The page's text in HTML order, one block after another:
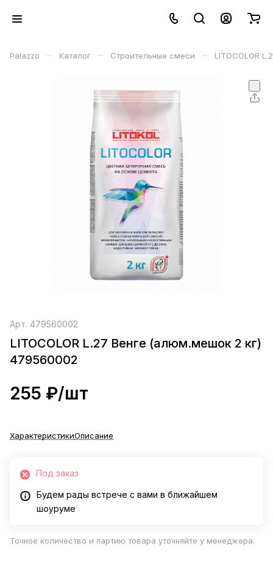
Palazzo – Каталог – Строительные смеси – LITOCOLOR
Арт. 479560002
LITOCOLOR L.27 Венге (алюм.мешок 2 кг)
479560002
255 ₽/шт
ХарактеристикиОписание
Под заказ
Будем рады встрече с вами в ближайшем
шоуруме
Точное количество и партию товара уточняйте у менеджера.